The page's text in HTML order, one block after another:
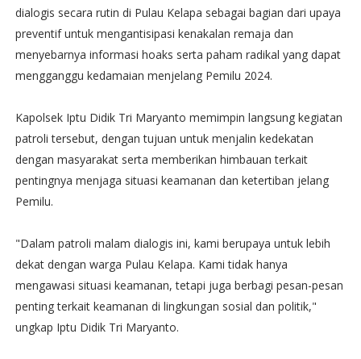
dialogis secara rutin di Pulau Kelapa sebagai bagian dari upaya
preventif untuk mengantisipasi kenakalan remaja dan
menyebarnya informasi hoaks serta paham radikal yang dapat
mengganggu kedamaian menjelang Pemilu 2024.
Kapolsek Iptu Didik Tri Maryanto memimpin langsung kegiatan
patroli tersebut, dengan tujuan untuk menjalin kedekatan
dengan masyarakat serta memberikan himbauan terkait
pentingnya menjaga situasi keamanan dan ketertiban jelang
Pemilu.
"Dalam patroli malam dialogis ini, kami berupaya untuk lebih
dekat dengan warga Pulau Kelapa. Kami tidak hanya
mengawasi situasi keamanan, tetapi juga berbagi pesan-pesan
penting terkait keamanan di lingkungan sosial dan politik,"
ungkap Iptu Didik Tri Maryanto.